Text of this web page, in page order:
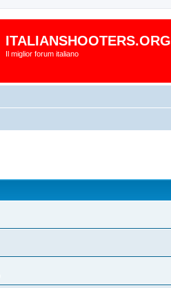
ITALIANSHOOTERS.ORG
Il miglior forum italiano